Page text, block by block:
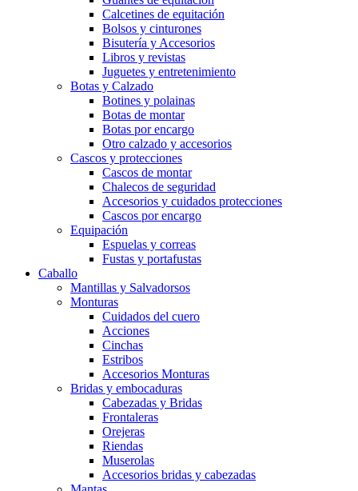
Calcetines de equitación
Bolsos y cinturones
Bisutería y Accesorios
Libros y revistas
Juguetes y entretenimiento
Botas y Calzado
Botines y polainas
Botas de montar
Botas por encargo
Otro calzado y accesorios
Cascos y protecciones
Cascos de montar
Chalecos de seguridad
Accesorios y cuidados protecciones
Cascos por encargo
Equipación
Espuelas y correas
Fustas y portafustas
Caballo
Mantillas y Salvadorsos
Monturas
Cuidados del cuero
Acciones
Cinchas
Estribos
Accesorios Monturas
Bridas y embocaduras
Cabezadas y Bridas
Frontaleras
Orejeras
Riendas
Muserolas
Accesorios bridas y cabezadas